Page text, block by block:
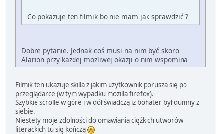
Co pokazuje ten filmik bo nie mam jak sprawdzić ?
Dobre pytanie. Jednak coś musi na nim być skoro
Alarion przy kazdej mozliwej okazji o nim wspomina
Filmik ten ukazuje skilla z jakim użytkownik porusza się po
przeglądarce (w tym wypadku mozilla firefox).
Szybkie scrolle w góre i w dół świadczą iż bohater był dumny z
siebie.
Niestety moje zdolności do omawiania ciężkich utworów
literackich tu się kończą